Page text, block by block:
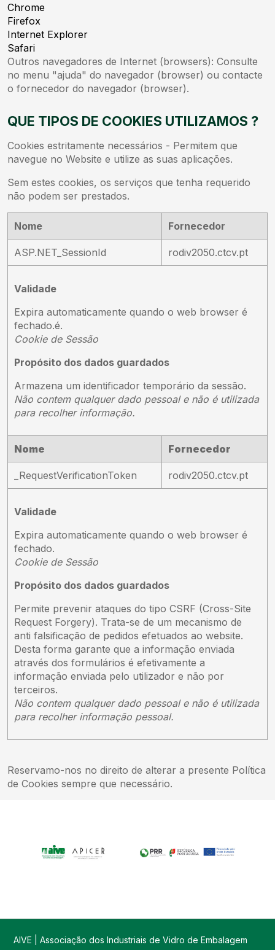
Chrome
Firefox
Internet Explorer
Safari
Outros navegadores de Internet (browsers): Consulte
no menu "ajuda" do navegador (browser) ou contacte
o fornecedor do navegador (browser).
QUE TIPOS DE COOKIES UTILIZAMOS ?
Cookies estritamente necessários - Permitem que
navegue no Website e utilize as suas aplicações.
Sem estes cookies, os serviços que tenha requerido
não podem ser prestados.
Nome Fornecedor
ASP.NET_SessionId rodiv2050.ctcv.pt
Validade
Expira automaticamente quando o web browser é
fechado.é.
Cookie de Sessão
Propósito dos dados guardados
Armazena um identificador temporário da sessão.
Não contem qualquer dado pessoal e não é utilizada
para recolher informação.
Nome Fornecedor
_RequestVerificationToken rodiv2050.ctcv.pt
Validade
Expira automaticamente quando o web browser é
fechado.
Cookie de Sessão
Propósito dos dados guardados
Permite prevenir ataques do tipo CSRF (Cross-Site
Request Forgery). Trata-se de um mecanismo de
anti falsificação de pedidos efetuados ao website.
Desta forma garante que a informação enviada
através dos formulários é efetivamente a
informação enviada pelo utilizador e não por
terceiros.
Não contem qualquer dado pessoal e não é utilizada
para recolher informação pessoal.
Reservamo-nos no direito de alterar a presente Política
de Cookies sempre que necessário.
AIVE | Associação dos Industriais de Vidro de Embalagem